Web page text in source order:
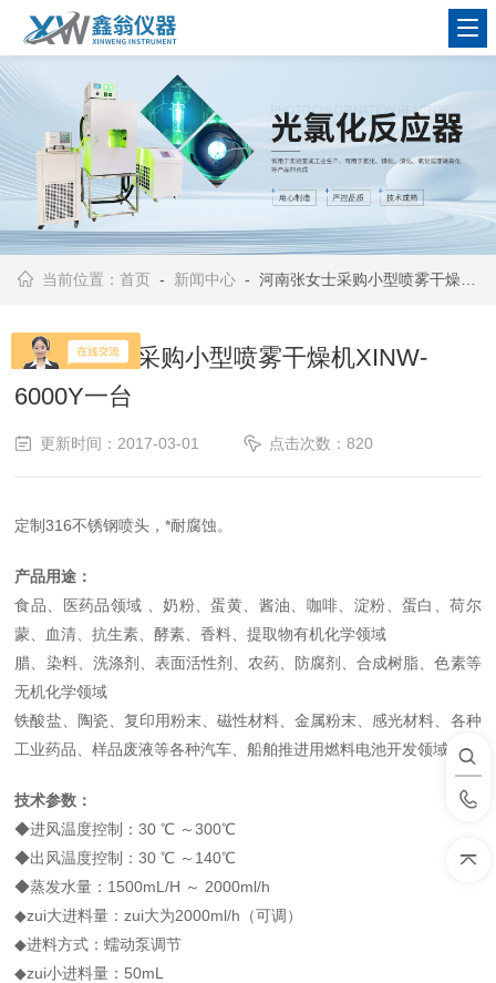
查看更多
当前位置：首页 - 新闻中心 - 河南张女士采购小型喷雾干燥机XINW-6000Y一台
河南张女士采购小型喷雾干燥机XINW-
6000Y一台
更新时间：2017-03-01 点击次数：820
定制316不锈钢喷头，*耐腐蚀。
产品用途：
食品、医药品领域 、奶粉、蛋黄、酱油、咖啡、淀粉、蛋白、荷尔
蒙、血清、抗生素、酵素、香料、提取物有机化学领域
腊、染料、洗涤剂、表面活性剂、农药、防腐剂、合成树脂、色素等
无机化学领域
铁酸盐、陶瓷、复印用粉末、磁性材料、金属粉末、感光材料、各种
工业药品、样品废液等各种汽车、船舶推进用燃料电池开发领域
技术参数：
◆进风温度控制：30 ℃ ～300℃
◆出风温度控制：30 ℃ ～140℃
◆蒸发水量：1500mL/H ～ 2000ml/h
◆zui大进料量：zui大为2000ml/h（可调）
◆进料方式：蠕动泵调节
◆zui小进料量：50mL